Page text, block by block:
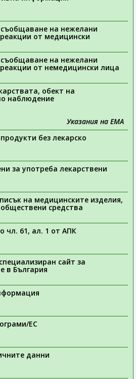
на нежелани
от медицински
на нежелани
от немедицински лица
обект на
наблюдение
Указания на ЕМА
без лекарско
за употреба лекарствени
на медицинските изделия,
средства
чл. 61, ал. 1 от АПК
сайт за
в България
ЕС
данни